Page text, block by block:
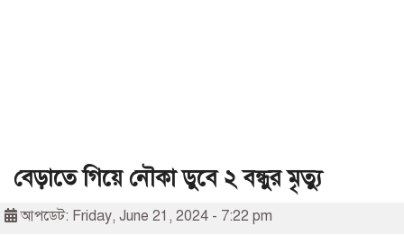
বেড়াতে গিয়ে নৌকা ডুবে ২ বন্ধুর মৃত্যু
আপডেট: Friday, June 21, 2024 - 7:22 pm